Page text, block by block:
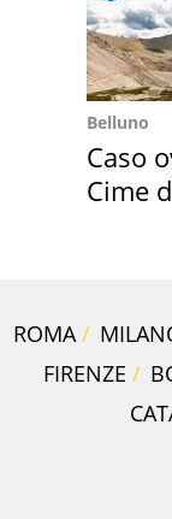
Belluno
Caso
Cime
ROMA
FIRENZE